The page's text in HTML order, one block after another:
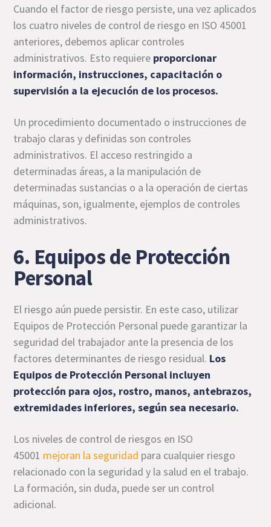
Cuando el factor de riesgo persiste, una vez aplicados
los cuatro niveles de control de riesgo en ISO 45001
anteriores, debemos aplicar controles
administrativos. Esto requiere proporcionar
información, instrucciones, capacitación o
supervisión a la ejecución de los procesos.
Un procedimiento documentado o instrucciones de
trabajo claras y definidas son controles
administrativos. El acceso restringido a
determinadas áreas, a la manipulación de
determinadas sustancias o a la operación de ciertas
máquinas, son, igualmente, ejemplos de controles
administrativos.
6. Equipos de Protección
Personal
El riesgo aún puede persistir. En este caso, utilizar
Equipos de Protección Personal puede garantizar la
seguridad del trabajador ante la presencia de los
factores determinantes de riesgo residual. Los
Equipos de Protección Personal incluyen
protección para ojos, rostro, manos, antebrazos,
extremidades inferiores, según sea necesario.
Los niveles de control de riesgos en ISO
45001 mejoran la seguridad para cualquier riesgo
relacionado con la seguridad y la salud en el trabajo.
La formación, sin duda, puede ser un control
adicional.